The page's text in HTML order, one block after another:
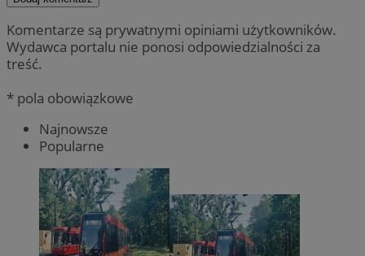
Komentarze są prywatnymi opiniami użytkowników.
Wydawca portalu nie ponosi odpowiedzialności za
treść.
* pola obowiązkowe
Najnowsze
Popularne